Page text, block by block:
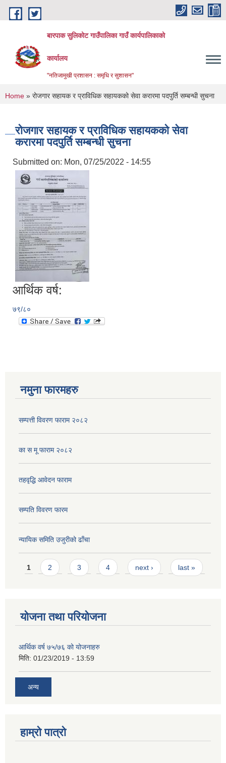
Skip to main content
बारपाक सुलिकोट गाउँपालिका गाउँ कार्यपालिकाको
कार्यालय
"नतिजामुखी प्रशासन : समृधि र सुशासन"
You are here
Home » रोजगार सहायक र प्राविधिक सहायकको सेवा करारमा पदपुर्ति सम्बन्धी सुचना
रोजगार सहायक र प्राविधिक सहायकको सेवा
करारमा पदपुर्ति सम्बन्धी सुचना
Submitted on: Mon, 07/25/2022 - 14:55
आर्थिक वर्ष:
७९/८०
नमुना फारमहरु
सम्पत्ती विवरण फाराम २०८२
का स मू फाराम २०८२
तहवृद्धि आवेदन फाराम
सम्पति विवरण फारम
न्यायिक समिति उजुरीको ढाँचा
Pages
1 2 3 4 next › last »
योजना तथा परियोजना
आर्थिक वर्ष ७५/७६ को योजनाहरु
मिति: 01/23/2019 - 13:59
अन्य
हाम्रो पात्रो